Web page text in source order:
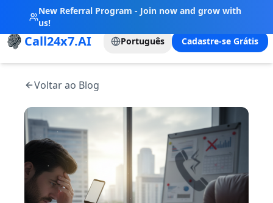
New Referral Program - Join now and grow with
us!
Call24x7.AI Português Cadastre-se Grátis
Voltar ao Blog